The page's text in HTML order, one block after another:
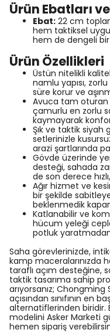
Ürün Ebatları
Ebat: 22 cm
hem taktiksel
hem de dengeli
Ürün Özellikleri
Üstün nitelikli
namlu yapısı,
süre korur ve
Avuca tam oturan
çamurlu en zorlu
kaymayarak
Şık ve taktik
setlerinizle
arazi şartlarında
Gövde üzerinde
desteği, sahada
de son derece
Ağır hizmet ve
bir şekilde
beklenmedik
Katlanabilir ve
hücum yeleği
potluk
Saha görevlerinizde,
kamp maceralarınızda
taraflı açım desteğine,
taktik tasarıma sahip
arıyorsanız; Chongming
açısından sınıfının en
alternatiflerinden biridir.
modelini Asker Marketi
hemen sipariş